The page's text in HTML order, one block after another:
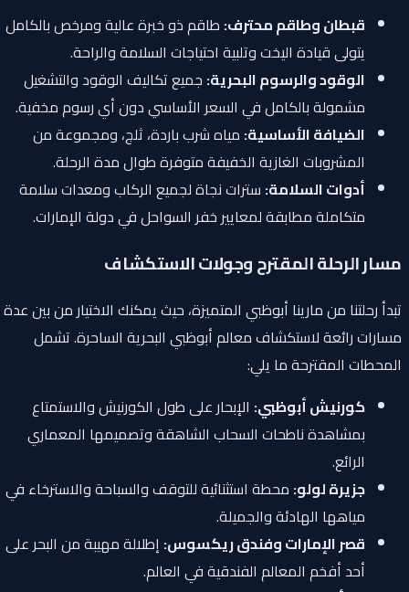
قبطان وطاقم محترف:طاقم ذو خبرة عالية ومرخص بالكامل
يتولى قيادة اليخت وتلبية احتياجات السلامة والراحة.
الوقود والرسوم البحرية:جميع تكاليف الوقود والتشغيل
مشمولة بالكامل في السعر الأساسي دون أي رسوم مخفية.
الضيافة الأساسية:مياه شرب باردة، ثلج، ومجموعة من
المشروبات الغازية الخفيفة متوفرة طوال مدة الرحلة.
أدوات السلامة:سترات نجاة لجميع الركاب ومعدات سلامة
متكاملة مطابقة لمعايير خفر السواحل في دولة الإمارات.
مسار الرحلة المقترح وجولات الاستكشاف
تبدأ رحلتنا من مارينا أبوظبي المتميزة، حيث يمكنك الاختيار من بين عدة
مسارات رائعة لاستكشاف معالم أبوظبي البحرية الساحرة. تشمل
المحطات المقترحة ما يلي:
كورنيش أبوظبي:الإبحار على طول الكورنيش والاستمتاع
بمشاهدة ناطحات السحاب الشاهقة وتصميمها المعماري
الرائع.
جزيرة لولو:محطة استثنائية للتوقف والسباحة والاسترخاء في
مياهها الهادئة والجميلة.
قصر الإمارات وفندق ريكسوس:إطلالة مهيبة من البحر على
أحد أفخم المعالم الفندقية في العالم.